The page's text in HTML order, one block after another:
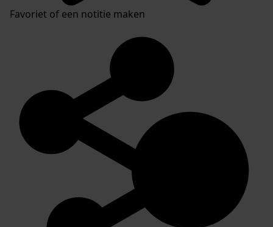
Favoriet of een notitie maken